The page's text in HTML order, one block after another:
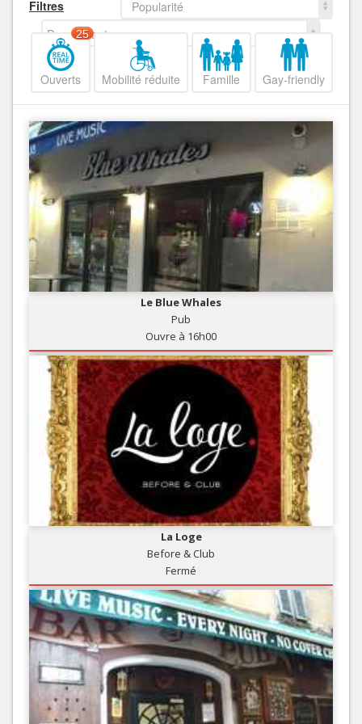
Filtres
Popularité
Decroissant
Ouverts
25
Mobilité réduite Famille Gay-friendly
Le Blue Whales
Pub
Ouvre à 16h00
La Loge
Before & Club
Fermé